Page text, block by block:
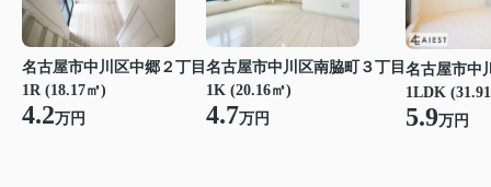
名古屋市中川区中郷２丁目
1R (18.17㎡)
4.2万円
名古屋市中川区南脇町３丁目
1K (20.16㎡)
4.7万円
名古屋市中
1LDK
5.9万円